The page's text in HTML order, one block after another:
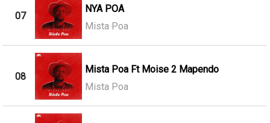
07
NYA POA
Mista Poa
08
Mista Poa Ft Moise 2 Mapendo
Mista Poa